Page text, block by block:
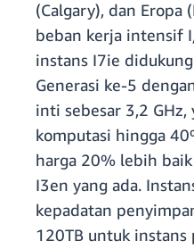
(Calgary), dan Eropa
beban kerja intensif
instans I7ie
Generasi ke-5
inti sebesar 3,2
komputasi hingga
harga 20% lebih
I3en yang ada.
kepadatan
120TB untuk instans